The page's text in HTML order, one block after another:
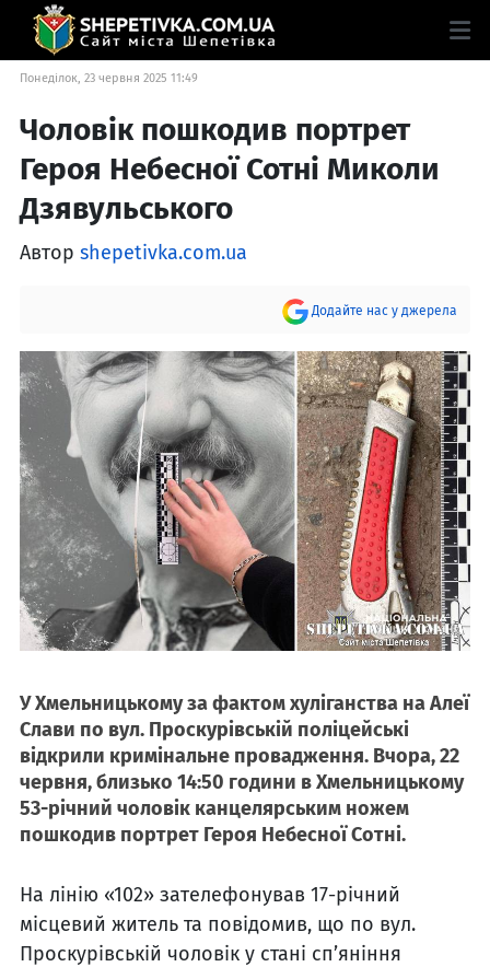
Понеділок, 23 червня 2025 11:49
Чоловік пошкодив портрет
Героя Небесної Сотні Миколи
Дзявульського
Автор shepetivka.com.ua
Додайте нас у джерела
У Хмельницькому за фактом хуліганства на Алеї
Слави по вул. Проскурівській поліцейські
відкрили кримінальне провадження. Вчора, 22
червня, близько 14:50 години в Хмельницькому
53-річний чоловік канцелярським ножем
пошкодив портрет Героя Небесної Сотні.
На лінію «102» зателефонував 17-річний
місцевий житель та повідомив, що по вул.
Проскурівській чоловік у стані сп’яніння